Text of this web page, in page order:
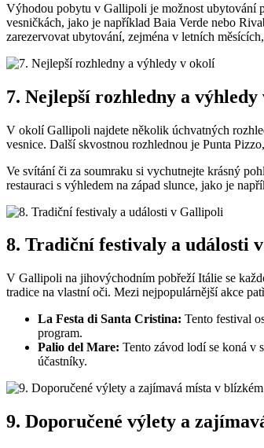
Výhodou pobytu v Gallipoli je možnost ubytování
vesničkách, jako je například Baia Verde nebo
zarezervovat ubytování, zejména v letních
7. Nejlepší rozhledny a
V okolí Gallipoli najdete několik úchvatných
vesnice. Další skvostnou rozhlednou je Punta
Ve svítání či za soumraku si vychutnejte krásný
restauraci s výhledem na západ slunce, jako je
8. Tradiční festivaly a události
V Gallipoli na jihovýchodním pobřeží Itálie se
tradice na vlastní oči. Mezi nejpopulárnější akce
La Festa di Santa Cristina: Tento festival
program.
Palio del Mare: Tento závod lodí se koná v
účastníky.
9. Doporučené výlety a